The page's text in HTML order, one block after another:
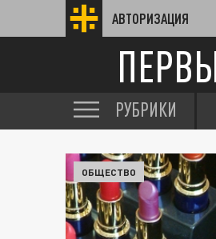
АВТОРИЗАЦИЯ
РУБРИКИ
ОБЩЕСТВО